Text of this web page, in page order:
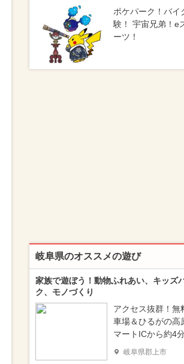
ポケパーク！バイ
験！ 宇宙兄弟！e
ーツ！
岐阜県のオススメの遊び
家族で遊ぼう！動物ふれあい、キッズ
ク、モノづくり
アクセス抜群！無
車場＆ひるがの高
マートICから約4
岐阜県郡上市